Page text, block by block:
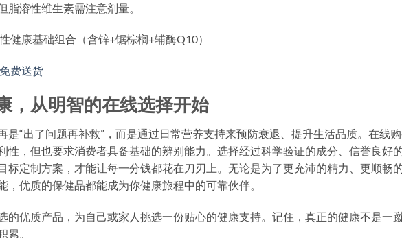
脂溶性维生素需注意剂量。
健康基础组合（含锌+锯棕榈+辅酶Q10）
费送货
，从明智的在线选择开始
是“出了问题再补救”，而是通过日常营养支持来预防衰退、提升生活品质。在线
性，但也要求消费者具备基础的辨别能力。选择经过科学验证的成分、信誉良好
标定制方案，才能让每一分钱都花在刀刃上。无论是为了更充沛的精力、更顺畅
，优质的保健品都能成为你健康旅程中的可靠伙伴。
的优质产品，为自己或家人挑选一份贴心的健康支持。记住，真正的健康不是一
累。